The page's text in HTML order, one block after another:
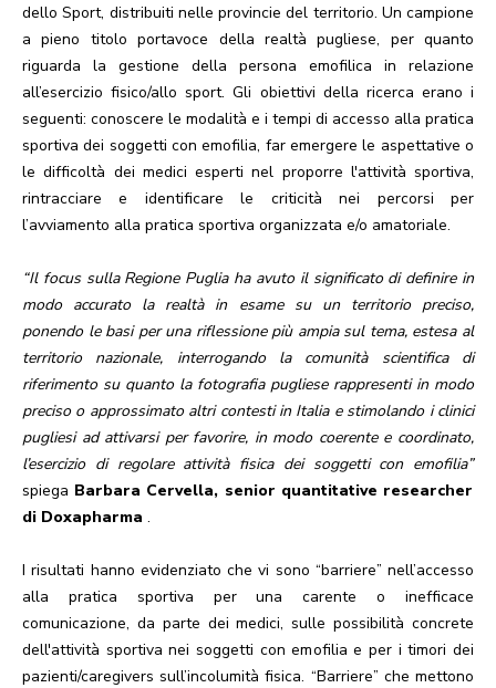
dello Sport, distribuiti nelle provincie del territorio. Un campione
a pieno titolo portavoce della realtà pugliese, per quanto
riguarda la gestione della persona emofilica in relazione
all’esercizio fisico/allo sport. Gli obiettivi della ricerca erano i
seguenti: conoscere le modalità e i tempi di accesso alla pratica
sportiva dei soggetti con emofilia, far emergere le aspettative o
le difficoltà dei medici esperti nel proporre l'attività sportiva,
rintracciare e identificare le criticità nei percorsi per
l’avviamento alla pratica sportiva organizzata e/o amatoriale.
“Il focus sulla Regione Puglia ha avuto il significato di definire in
modo accurato la realtà in esame su un territorio preciso,
ponendo le basi per una riflessione più ampia sul tema, estesa al
territorio nazionale, interrogando la comunità scientifica di
riferimento su quanto la fotografia pugliese rappresenti in modo
preciso o approssimato altri contesti in Italia e stimolando i clinici
pugliesi ad attivarsi per favorire, in modo coerente e coordinato,
l’esercizio di regolare attività fisica dei soggetti con emofilia”
spiega Barbara Cervella, senior quantitative researcher
di Doxapharma .
I risultati hanno evidenziato che vi sono “barriere” nell’accesso
alla pratica sportiva per una carente o inefficace
comunicazione, da parte dei medici, sulle possibilità concrete
dell'attività sportiva nei soggetti con emofilia e per i timori dei
pazienti/caregivers sull’incolumità fisica. “Barriere” che mettono